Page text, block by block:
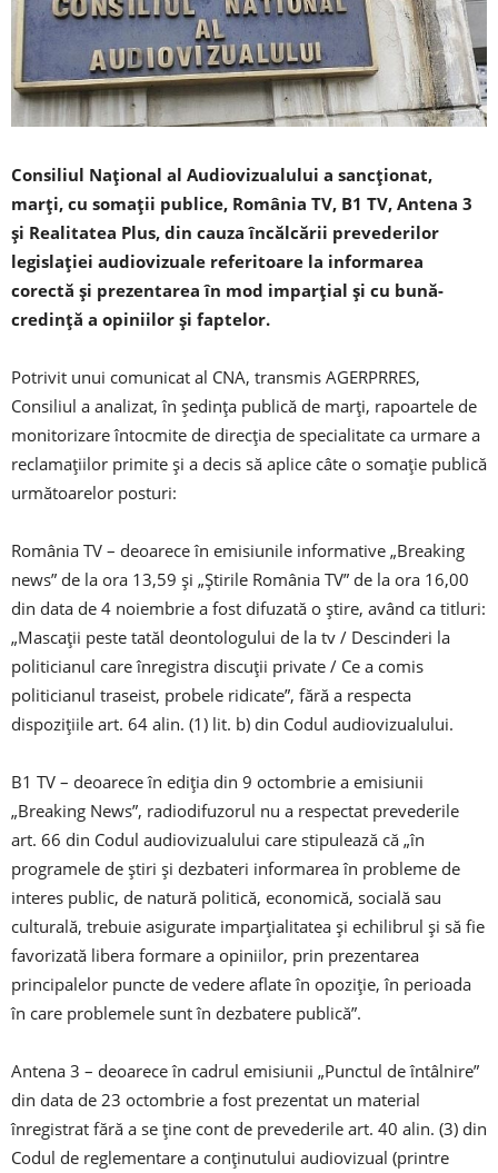
Consiliul Naţional al Audiovizualului a sancţionat,
marţi, cu somaţii publice, România TV, B1 TV, Antena 3
și Realitatea Plus, din cauza încălcării prevederilor
legislaţiei audiovizuale referitoare la informarea
corectă şi prezentarea în mod imparţial şi cu bună-
credinţă a opiniilor şi faptelor.
Potrivit unui comunicat al CNA, transmis AGERPRRES,
Consiliul a analizat, în şedinţa publică de marţi, rapoartele de
monitorizare întocmite de direcţia de specialitate ca urmare a
reclamaţiilor primite şi a decis să aplice câte o somaţie publică
următoarelor posturi:
România TV – deoarece în emisiunile informative „Breaking
news” de la ora 13,59 şi „Ştirile România TV” de la ora 16,00
din data de 4 noiembrie a fost difuzată o ştire, având ca titluri:
„Mascaţii peste tatăl deontologului de la tv / Descinderi la
politicianul care înregistra discuţii private / Ce a comis
politicianul traseist, probele ridicate”, fără a respecta
dispoziţiile art. 64 alin. (1) lit. b) din Codul audiovizualului.
B1 TV – deoarece în ediţia din 9 octombrie a emisiunii
„Breaking News”, radiodifuzorul nu a respectat prevederile
art. 66 din Codul audiovizualului care stipulează că „în
programele de ştiri şi dezbateri informarea în probleme de
interes public, de natură politică, economică, socială sau
culturală, trebuie asigurate imparţialitatea şi echilibrul şi să fie
favorizată libera formare a opiniilor, prin prezentarea
principalelor puncte de vedere aflate în opoziţie, în perioada
în care problemele sunt în dezbatere publică”.
Antena 3 – deoarece în cadrul emisiunii „Punctul de întâlnire”
din data de 23 octombrie a fost prezentat un material
înregistrat fără a se ţine cont de prevederile art. 40 alin. (3) din
Codul de reglementare a conţinutului audiovizual (printre